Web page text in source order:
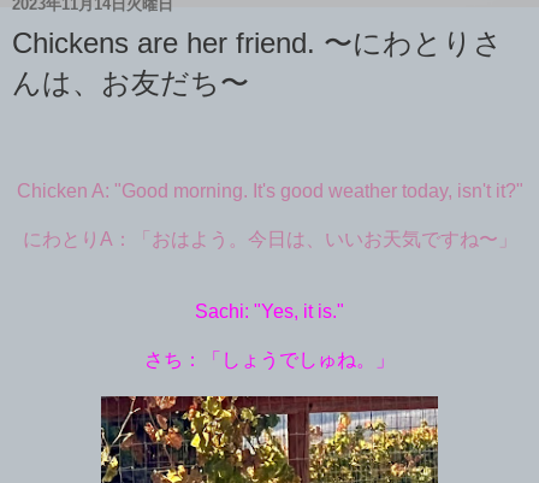
2023年11月14日火曜日
Chickens are her friend. 〜にわとりさ
んは、お友だち〜
Chicken A: "Good morning. It's good weather today, isn't it?"
にわとりA：「おはよう。今日は、いいお天気ですね〜」
Sachi: "Yes, it is."
さち：「しょうでしゅね。」